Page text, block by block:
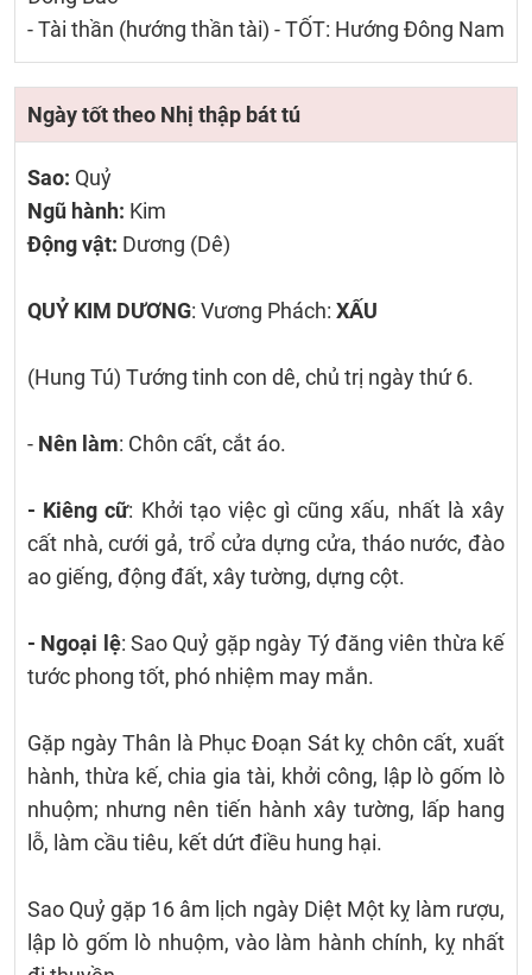
- Tài thần (hướng thần tài) - TỐT: Hướng Đông Nam
Ngày tốt theo Nhị thập bát tú
Sao: Quỷ
Ngũ hành: Kim
Động vật: Dương (Dê)
QUỶ KIM DƯƠNG: Vương Phách: XẤU
(Hung Tú) Tướng tinh con dê, chủ trị ngày thứ 6.
- Nên làm: Chôn cất, cắt áo.
- Kiêng cữ: Khởi tạo việc gì cũng xấu, nhất là xây
cất nhà, cưới gả, trổ cửa dựng cửa, tháo nước, đào
ao giếng, động đất, xây tường, dựng cột.
- Ngoại lệ: Sao Quỷ gặp ngày Tý đăng viên thừa kế
tước phong tốt, phó nhiệm may mắn.
Gặp ngày Thân là Phục Đoạn Sát kỵ chôn cất, xuất
hành, thừa kế, chia gia tài, khởi công, lập lò gốm lò
nhuộm; nhưng nên tiến hành xây tường, lấp hang
lỗ, làm cầu tiêu, kết dứt điều hung hại.
Sao Quỷ gặp 16 âm lịch ngày Diệt Một kỵ làm rượu,
lập lò gốm lò nhuộm, vào làm hành chính, kỵ nhất